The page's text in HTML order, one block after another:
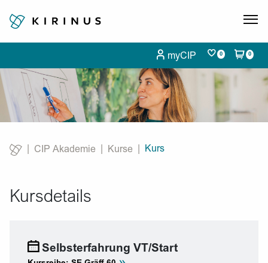
myCIP 0 0
CIP Akademie Kurse
Current:
Kurs
Kursdetails
Selbsterfahrung VT/Start